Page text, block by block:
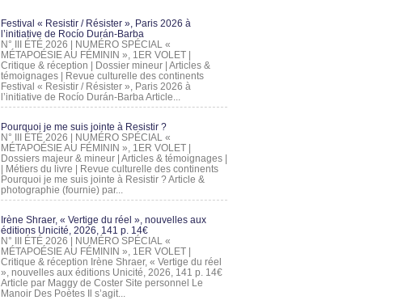
Festival « Resistir / Résister », Paris 2026 à
l’initiative de Rocío Durán-Barba
N° III ÉTÉ 2026 | NUMÉRO SPÉCIAL «
MÉTAPOÉSIE AU FÉMININ », 1ER VOLET |
Critique & réception | Dossier mineur | Articles &
témoignages | Revue culturelle des continents
Festival « Resistir / Résister », Paris 2026 à
l’initiative de Rocío Durán-Barba Article...
Pourquoi je me suis jointe à Resistir ?
N° III ÉTÉ 2026 | NUMÉRO SPÉCIAL «
MÉTAPOÉSIE AU FÉMININ », 1ER VOLET |
Dossiers majeur & mineur | Articles & témoignages |
| Métiers du livre | Revue culturelle des continents
Pourquoi je me suis jointe à Resistir ? Article &
photographie (fournie) par...
Irène Shraer, « Vertige du réel », nouvelles aux
éditions Unicité, 2026, 141 p. 14€
N° III ÉTÉ 2026 | NUMÉRO SPÉCIAL «
MÉTAPOÉSIE AU FÉMININ », 1ER VOLET |
Critique & réception Irène Shraer, « Vertige du réel
», nouvelles aux éditions Unicité, 2026, 141 p. 14€
Article par Maggy de Coster Site personnel Le
Manoir Des Poètes Il s’agit...